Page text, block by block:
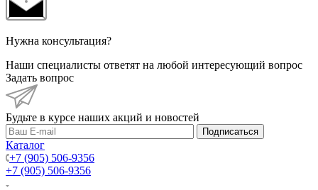
Нужна консультация?
Наши специалисты ответят на любой интересующий вопрос
Задать вопрос
Будьте в курсе наших акций и новостей
Подписаться
Каталог
+7 (905) 506-9356
+7 (905) 506-9356